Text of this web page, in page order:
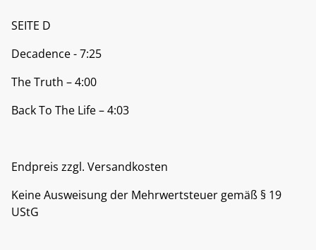
SEITE D
Decadence - 7:25
The Truth – 4:00
Back To The Life – 4:03
Endpreis zzgl. Versandkosten
Keine Ausweisung der Mehrwertsteuer gemäß § 19
UStG